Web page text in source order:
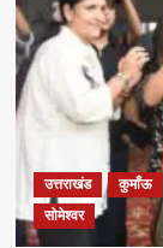
उत्तराखंड कुमाँऊ
सोमेश्वर